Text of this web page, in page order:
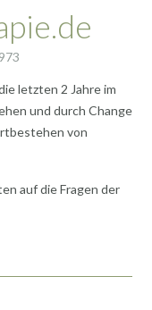
letzten 2 Jahre im
und durch Change
von
auf die Fragen der